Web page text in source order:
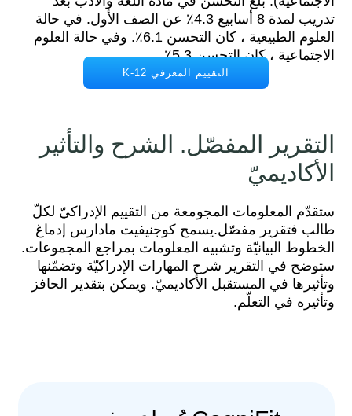
تدريب لمدة 8 أسابيع 4.3٪ عن الصف الأول. في حالة
العلوم الطبيعية ، كان التحسن 6.1٪. وفي حالة العلوم
الاجتماعية ، كان التحسن 5.3٪.
التقييم المعرفي K-12
التقرير المفصّل. الشرح والتأثير
الأكاديميّ
ستقدّم المعلومات المجومعة من التقييم الإدراكيّ لكلّ
طالب فتقرير مفصّل.يسمح كوجنيفيت مادارس إدماغ
الخطوط البيانيّة وتشبيه المعلومات بمراجع المجموعات.
ستوضح في التقرير شرح المهارات الإدراكيّة وتضمّنها
وتأثيرها في المستقبل الأكاديميّ. ويمكن بتقدير الحافز
وتأثيره في التعلّم.